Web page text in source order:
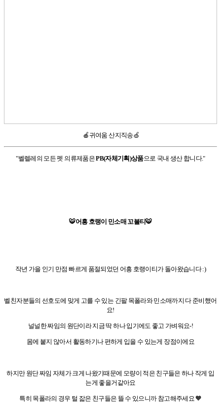
🍎귀여움 산지직송🍏
"벨렐레의 모든 펫 의류제품은PB(자체기획)상품으로 국내 생산 합니다."
🐯어흥 호랭이 민소매 꼬불티🐯
작년 가을 인기 만점 빠르게 품절되었던 어흥 호랭이티가 돌아왔습니다 :)
벨친자분들의 선호도에 맞게 고를 수 있는 긴팔 목폴라와 민소매까지 다 준비했어
요!
널널한 짜임의 원단이라 지금 딱 하나 입기에도 좋고 가벼워요-!
몸에 붙지 않아서 활동하기나 편하게 입을 수 있는게 장점이에요
하지만 원단 짜임 자체가 크게 나왔기때문에 모량이 적은 친구들은 하나 작게 입
는게 좋을거같아요
특히 목폴라의 경우 털 잛은 친구들은 뜰 수 있으니까 참고해주세요 🧡